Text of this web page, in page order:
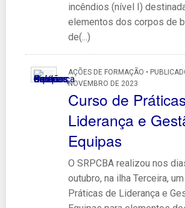
incêndios (nível I)
elementos dos corpos de
de(...)
AÇÕES DE FORMAÇÃO •
NOVEMBRO DE 2023
Curso de
Liderança e
Equipas
O SRPCBA realizou nos
outubro, na ilha Terceira,
Práticas de Liderança e